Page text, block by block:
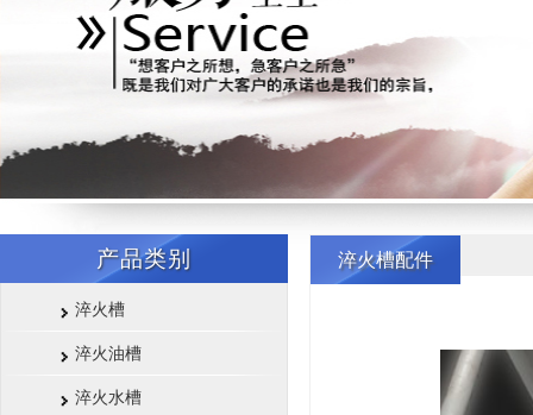
产品类别
淬火槽
淬火油槽
淬火水槽
淬火槽配件